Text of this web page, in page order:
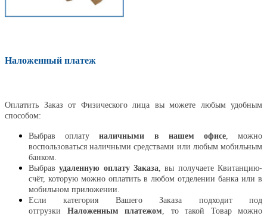
Наложенный платеж
Оплатить Заказ от Физического лица вы можете любым удобным
способом:
Выбрав оплатуналичными в нашем офисе, можно
воспользоваться наличными средствами или любым мобильным
банком.
Выбравудаленную оплату Заказа , вы получаете Квитанцию-
счёт, которую можно оплатить в любом отделении банка или в
мобильном приложении.
Если категория Вашего Заказа подходит под
отгрузки Наложенным платежом , то такой Товар можно